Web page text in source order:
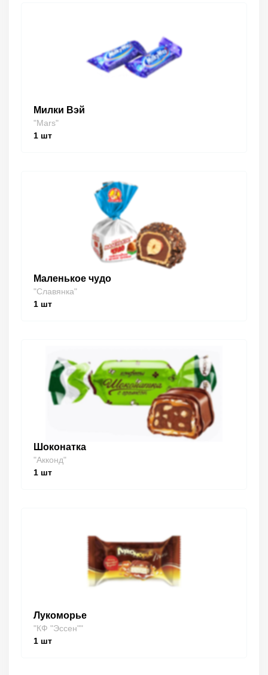
Милки Вэй
"Mars"
1 шт
Маленькое чудо
"Славянка"
1 шт
Шоконатка
"Акконд"
1 шт
Лукоморье
"КФ "Эссен""
1 шт